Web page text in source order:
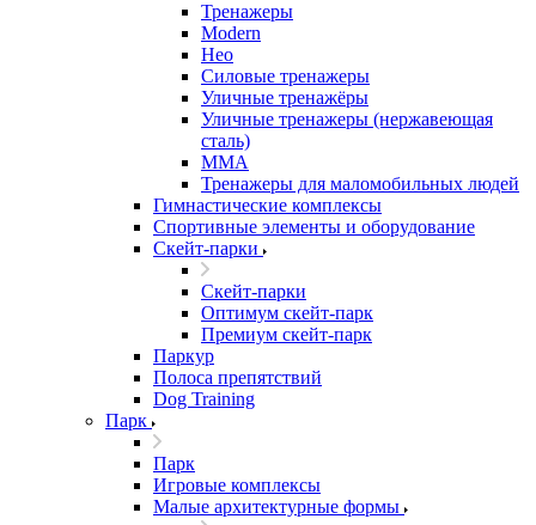
Тренажеры
Modern
Нео
Силовые тренажеры
Уличные тренажёры
Уличные тренажеры (нержавеющая
сталь)
ММА
Тренажеры для маломобильных людей
Гимнастические комплексы
Спортивные элементы и оборудование
Скейт-парки
Скейт-парки
Оптимум скейт-парк
Премиум скейт-парк
Паркур
Полоса препятствий
Dog Training
Парк
Парк
Игровые комплексы
Малые архитектурные формы